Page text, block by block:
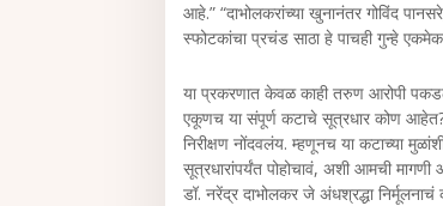
आहे.” “दाभोलकरांच्या खुनानंतर गोविंद
स्फोटकांचा प्रचंड साठा हे पाचही गुन्हे
या प्रकरणात केवळ काही तरुण आरोपी
एकूणच या संपूर्ण कटाचे सूत्रधार कोण
निरीक्षण नोंदवलंय. म्हणूनच या कटाच्या
सूत्रधारांपर्यंत पोहोचावं, अशी आमची मागणी
डॉ. नरेंद्र दाभोलकर जे अंधश्रद्धा